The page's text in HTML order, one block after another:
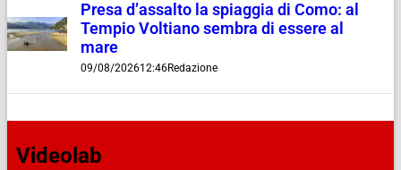
Presa d’assalto la spiaggia di Como: al
Tempio Voltiano sembra di essere al
mare
09/08/202612:46Redazione
Videolab